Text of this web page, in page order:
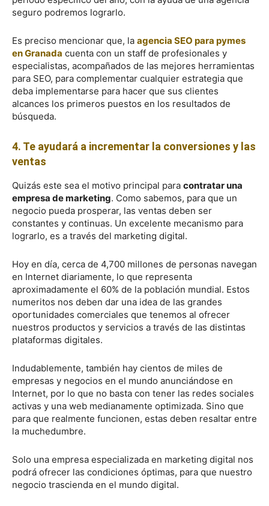
seguro podremos lograrlo.
Es preciso mencionar que, la agencia SEO para pymes
en Granada cuenta con un staff de profesionales y
especialistas, acompañados de las mejores herramientas
para SEO, para complementar cualquier estrategia que
deba implementarse para hacer que sus clientes
alcances los primeros puestos en los resultados de
búsqueda.
4. Te ayudará a incrementar la conversiones y las
ventas
Quizás este sea el motivo principal para contratar una
empresa de marketing. Como sabemos, para que un
negocio pueda prosperar, las ventas deben ser
constantes y continuas. Un excelente mecanismo para
lograrlo, es a través del marketing digital.
Hoy en día, cerca de 4,700 millones de personas navegan
en Internet diariamente, lo que representa
aproximadamente el 60% de la población mundial. Estos
numeritos nos deben dar una idea de las grandes
oportunidades comerciales que tenemos al ofrecer
nuestros productos y servicios a través de las distintas
plataformas digitales.
Indudablemente, también hay cientos de miles de
empresas y negocios en el mundo anunciándose en
Internet, por lo que no basta con tener las redes sociales
activas y una web medianamente optimizada. Sino que
para que realmente funcionen, estas deben resaltar entre
la muchedumbre.
Solo una empresa especializada en marketing digital nos
podrá ofrecer las condiciones óptimas, para que nuestro
negocio trascienda en el mundo digital.